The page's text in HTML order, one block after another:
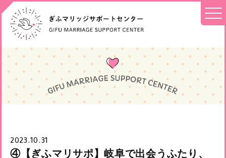
2023.10.31
④【ぎふマリサポ】岐阜で出会うふたり、